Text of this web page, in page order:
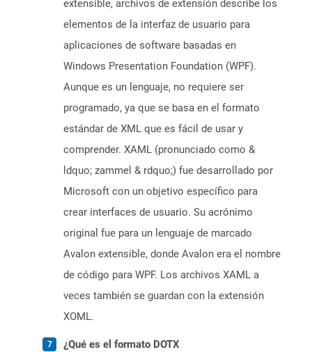
extensible, archivos de extensión describe los
elementos de la interfaz de usuario para
aplicaciones de software basadas en
Windows Presentation Foundation (WPF).
Aunque es un lenguaje, no requiere ser
programado, ya que se basa en el formato
estándar de XML que es fácil de usar y
comprender. XAML (pronunciado como &
ldquo; zammel & rdquo;) fue desarrollado por
Microsoft con un objetivo específico para
crear interfaces de usuario. Su acrónimo
original fue para un lenguaje de marcado
Avalon extensible, donde Avalon era el nombre
de código para WPF. Los archivos XAML a
veces también se guardan con la extensión
XOML.
¿Qué es el formato DOTX